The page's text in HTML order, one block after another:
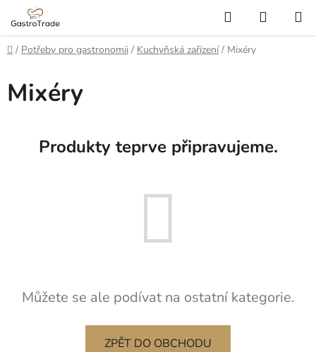
obsah
Hledat
KOŠÍK
Domů
/ Potřeby pro gastronomii / Kuchyňská zařízení / Mixéry
Mixéry
Produkty teprve připravujeme.
Můžete se ale podívat na ostatní kategorie.
ZPĚT DO OBCHODU